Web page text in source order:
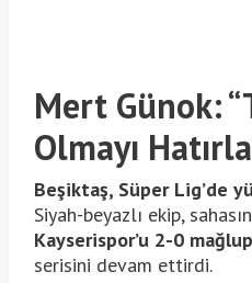
Mert Günok:
Olmayı
Beşiktaş, Süper Lig’de
Siyah-beyazlı ekip,
Kayserispor’u 2-0
serisini devam ettirdi.